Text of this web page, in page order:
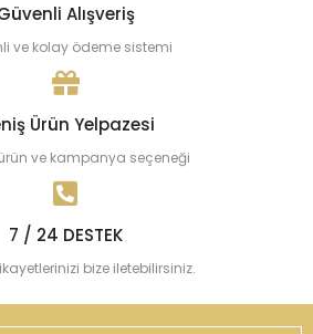
Alışveriş
ve kolay ödeme sistemi
Ürün Yelpazesi
ve kampanya seçeneği
7 / 24 DESTEK
bize iletebilirsiniz.